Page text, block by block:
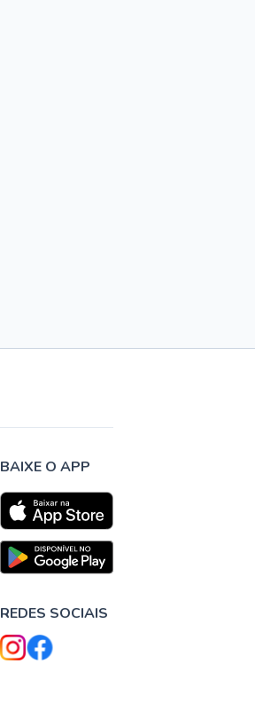
BAIXE O APP
REDES SOCIAIS